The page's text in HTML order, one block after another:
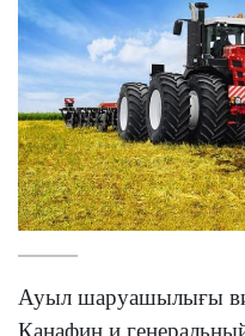
Ауыл шаруашылығы
Қанафин и